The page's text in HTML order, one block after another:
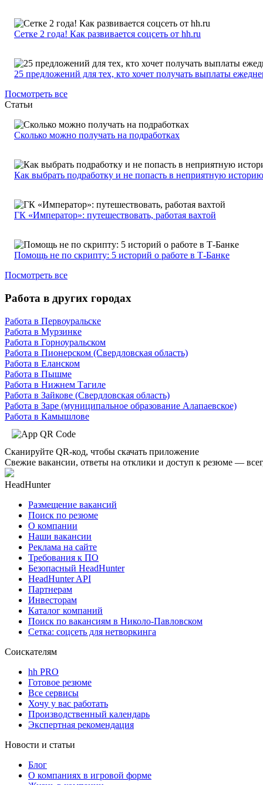
Сетке 2 года! Как развивается соцсеть от hh.ru
25 предложений для тех, кто хочет получать выплаты
Посмотреть все
Статьи
Сколько можно получать на подработках
Как выбрать подработку и не попасть в неприятную историю
ГК «Император»: путешествовать, работая вахтой
Помощь не по скрипту: 5 историй о работе в Т-Банке
Посмотреть все
Работа в других городах
Работа в Первоуральске
Работа в Мурзинке
Работа в Горноуральском
Работа в Пионерском (Свердловская область)
Работа в Еланском
Работа в Пышме
Работа в Нижнем Тагиле
Работа в Зайкове (Свердловская область)
Работа в Заре (муниципальное образование Алапаевское)
Работа в Камышлове
Сканируйте QR-код, чтобы скачать приложение
Свежие вакансии, ответы на отклики и доступ к резюме —
HeadHunter
Размещение вакансий
Поиск по резюме
О компании
Наши вакансии
Реклама на сайте
Требования к ПО
Безопасный HeadHunter
HeadHunter API
Партнерам
Инвесторам
Каталог компаний
Поиск по вакансиям в Николо-Павловском
Сетка: соцсеть для нетворкинга
Соискателям
hh PRO
Готовое резюме
Все сервисы
Хочу у вас работать
Производственный календарь
Экспертная рекомендация
Новости и статьи
Блог
О компаниях в игровой форме